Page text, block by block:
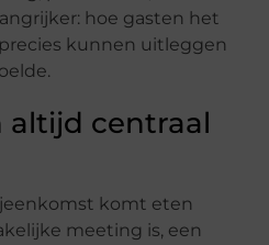
hoe gasten het
kunnen uitleggen
altijd centraal
komt eten
meeting is, een